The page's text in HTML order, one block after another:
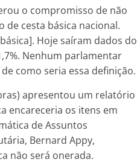
o compromisso de não
cesta básica nacional.
Hoje saíram dados do
Nenhum parlamentar
como seria essa definição.
apresentou um relatório
encareceria os itens em
de Assuntos
Bernard Appy,
não será onerada.